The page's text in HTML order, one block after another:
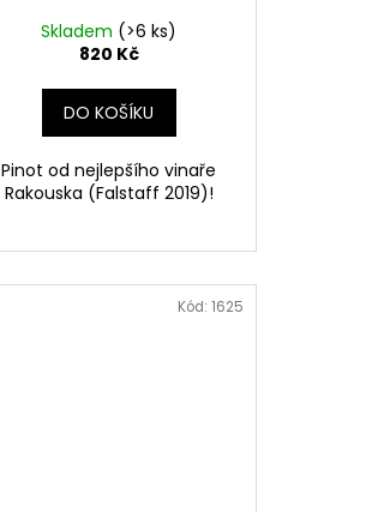
Skladem (>6 ks)
820 Kč
DO KOŠÍKU
Pinot od nejlepšího vinaře
Rakouska (Falstaff 2019)!
Kód: 1625